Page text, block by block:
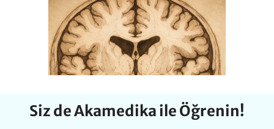
Siz de Akamedika ile Öğrenin!